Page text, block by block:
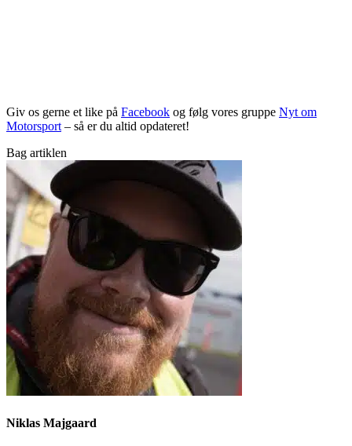
Giv os gerne et like på Facebook og følg vores gruppe Nyt om
Motorsport– så er du altid opdateret!
Bag artiklen
Niklas Majgaard